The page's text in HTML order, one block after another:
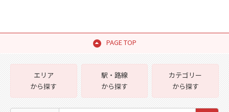
PAGE TOP
エリア
から探す
駅・路線
から探す
カテゴリー
から探す